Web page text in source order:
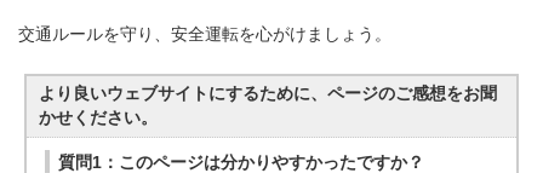
交通ルールを守り、安全運転を心がけましょう。
より良いウェブサイトにするために、ページのご感想をお聞
かせください。
質問1：このページは分かりやすかったですか？